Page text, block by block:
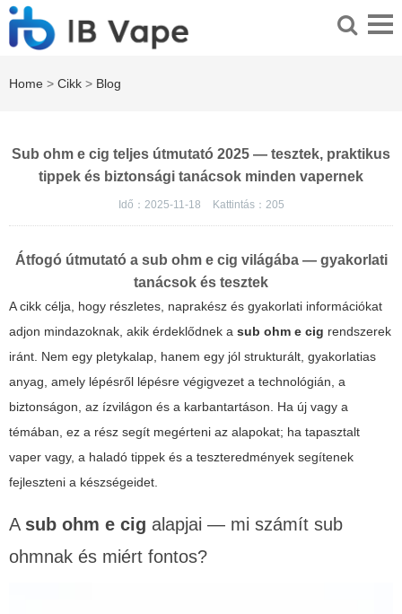
Home > Cikk > Blog
Sub ohm e cig teljes útmutató 2025 — tesztek, praktikus
tippek és biztonsági tanácsok minden vapernek
Idő：2025-11-18 Kattintás： 205
Átfogó útmutató a sub ohm e cig világába — gyakorlati
tanácsok és tesztek
A cikk célja, hogy részletes, naprakész és gyakorlati információkat
adjon mindazoknak, akik érdeklődnek a sub ohm e cig rendszerek
iránt. Nem egy pletykalap, hanem egy jól strukturált, gyakorlatias
anyag, amely lépésről lépésre végigvezet a technológián, a
biztonságon, az ízvilágon és a karbantartáson. Ha új vagy a
témában, ez a rész segít megérteni az alapokat; ha tapasztalt
vaper vagy, a haladó tippek és a teszteredmények segítenek
fejleszteni a készségeidet.
A sub ohm e cig alapjai — mi számít sub
ohmnak és miért fontos?